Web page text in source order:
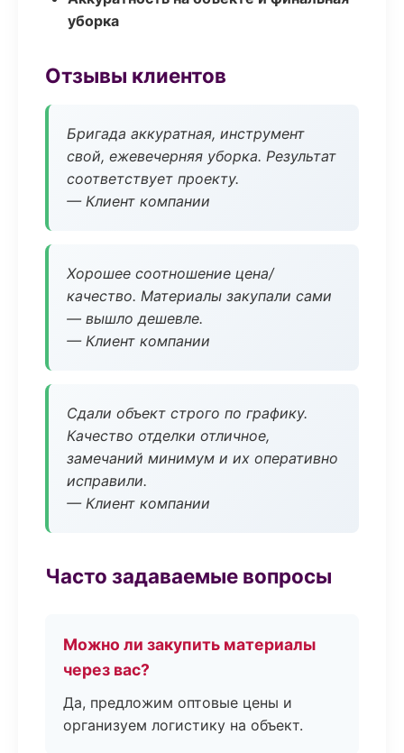
уборка
Отзывы клиентов
Бригада аккуратная, инструмент
свой, ежевечерняя уборка. Результат
соответствует проекту.
— Клиент компании
Хорошее соотношение цена/
качество. Материалы закупали сами
— вышло дешевле.
— Клиент компании
Сдали объект строго по графику.
Качество отделки отличное,
замечаний минимум и их оперативно
исправили.
— Клиент компании
Часто задаваемые вопросы
Можно ли закупить материалы
через вас?
Да, предложим оптовые цены и
организуем логистику на объект.